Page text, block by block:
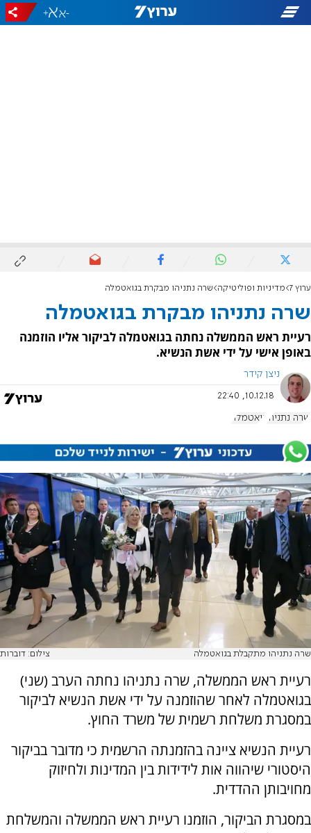
-
+
ערוץ 7 מדיניות ופוליטיקה שרה נתניהו מבקרת בגואטמלה
שרה נתניהו מבקרת בגואטמלה
רעיית ראש הממשלה נחתה בגואטמלה לביקור אליו הוזמנה
באופן אישי על ידי אשת הנשיא.
ניצן קידר
10.12.18, 22:40
שרה נתניהו גואטמלה
שרה נתניהו מתקבלת בגואטמלה צילום: דוברות
רעיית ראש הממשלה, שרה נתניהו נחתה הערב (שני)
בגואטמלה לאחר שהוזמנה על ידי אשת הנשיא לביקור
במסגרת משלחת רשמית של משרד החוץ.
רעיית הנשיא ציינה בהזמנתה הרשמית כי מדובר בביקור
היסטורי שיהווה אות לידידות בין המדינות ולחיזוק
מחויבותן ההדדית.
במסגרת הביקור, הוזמנו רעיית ראש הממשלה והמשלחת